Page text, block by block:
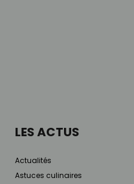
LES ACTUS
Actualités
Astuces culinaires